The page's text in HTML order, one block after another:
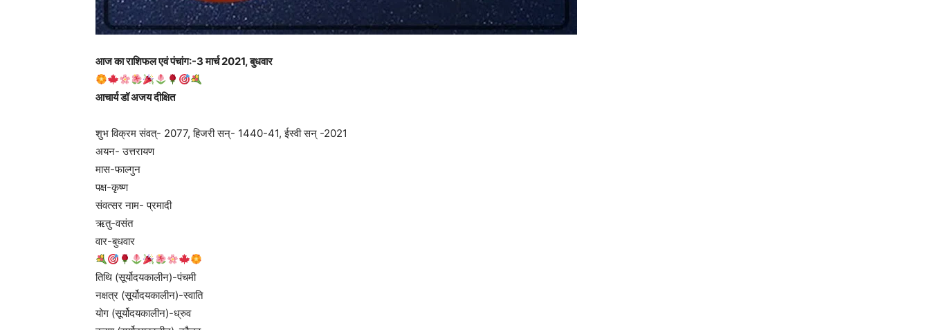
आज का राशिफल एवं पंचांग:-3 मार्च 2021, बुधवार
आचार्य डॉ अजय दीक्षित
शुभ विक्रम संवत्- 2077, हिजरी सन्- 1440-41, ईस्वी सन् -2021
अयन- उत्तरायण
मास-फाल्गुन
पक्ष-कृष्ण
संवत्सर नाम- प्रमादी
ऋतु-वसंत
वार-बुधवार
तिथि (सूर्योदयकालीन)-पंचमी
नक्षत्र (सूर्योदयकालीन)-स्वाति
योग (सूर्योदयकालीन)-ध्रुव